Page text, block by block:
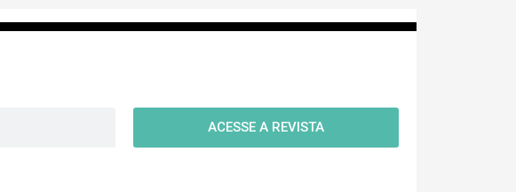
ACESSE A REVISTA